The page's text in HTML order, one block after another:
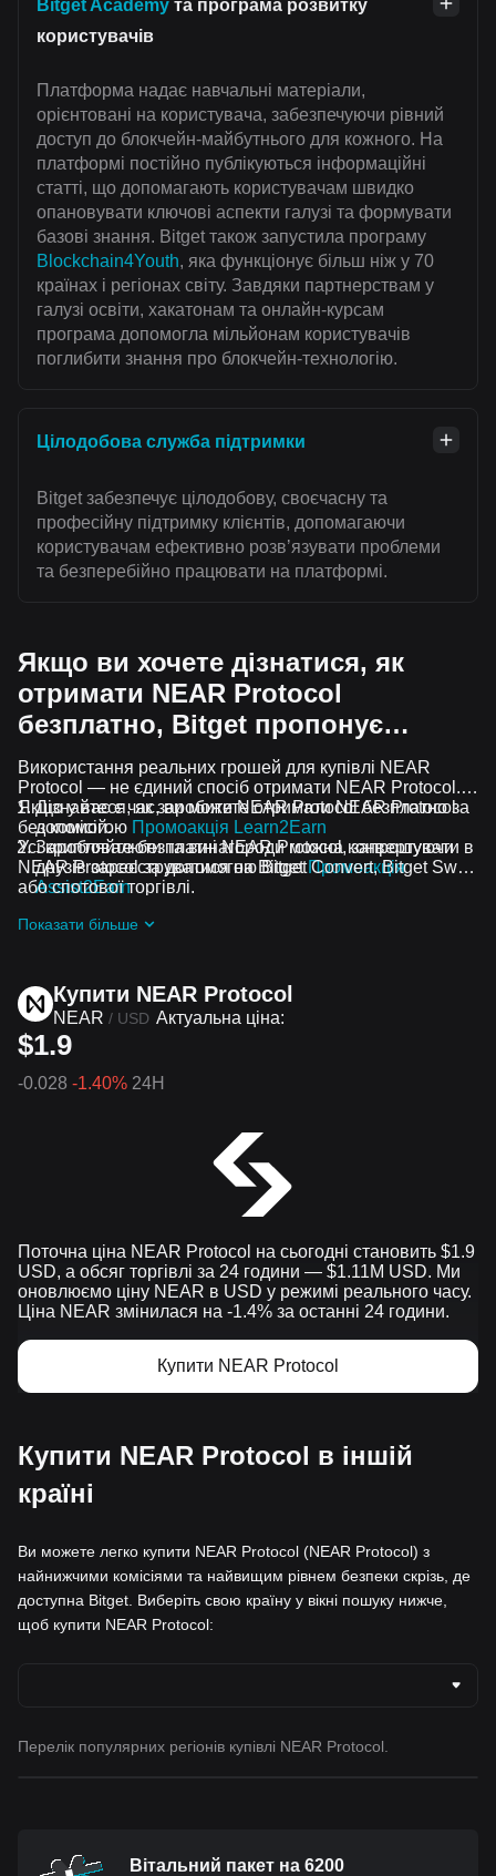
Bitget Academy та програма розвитку
користувачів
Платформа надає навчальні матеріали,
орієнтовані на користувача, забезпечуючи рівний
доступ до блокчейн-майбутнього для кожного. На
платформі постійно публікуються інформаційні
статті, що допомагають користувачам швидко
опановувати ключові аспекти галузі та формувати
базові знання. Bitget також запустила програму
Blockchain4Youth, яка функціонує більш ніж у 70
країнах і регіонах світу. Завдяки партнерствам у
галузі освіти, хакатонам та онлайн-курсам
програма допомогла мільйонам користувачів
поглибити знання про блокчейн-технологію.
Цілодобова служба підтримки
Bitget забезпечує цілодобову, своєчасну та
професійну підтримку клієнтів, допомагаючи
користувачам ефективно розвʼязувати проблеми
та безперебійно працювати на платформі.
Якщо ви хочете дізнатися, як
отримати NEAR Protocol
безплатно, Bitget пропонує…
Використання реальних грошей для купівлі NEAR
Protocol — не єдиний спосіб отримати NEAR Protocol.
Якщо у вас є час, ви можете отримати NEAR Protocol
без комісій.
Дізнайтеся, як заробити NEAR Protocol безплатно за
допомогою Промоакція Learn2Earn
Заробляйте безплатні NEAR Protocol, запрошуючи
друзів зареєструватися на BitgetПромоакція
Assist2Earn
аірдропів, приєднавшись до
Усі криптовалюти та винагороди можна конвертувати в
NEAR Protocol за допомогою Bitget Convert, Bitget Swap
або спотової торгівлі.
Показати більше
Купити NEAR Protocol
NEAR / USD Актуальна ціна:
$1.9
-0.028 -1.40% 24H
Поточна ціна NEAR Protocol на сьогодні становить $1.9
USD, а обсяг торгівлі за 24 години — $1.11M USD. Ми
оновлюємо ціну NEAR в USD у режимі реального часу.
Ціна NEAR змінилася на -1.4% за останні 24 години.
Купити NEAR Protocol
Купити NEAR Protocol в іншій
країні
Ви можете легко купити NEAR Protocol (NEAR Protocol) з
найнижчими комісіями та найвищим рівнем безпеки скрізь, де
доступна Bitget. Виберіть свою країну у вікні пошуку нижче,
щоб купити NEAR Protocol:
Перелік популярних регіонів купівлі NEAR Protocol.
Вітальний пакет на 6200